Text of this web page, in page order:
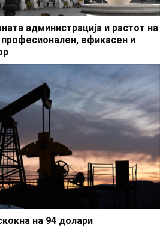
администрација и растот на
ефикасен и
на 94 долари